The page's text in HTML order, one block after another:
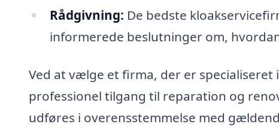
Rådgivning: De bedste
informerede beslutninger om,
Ved at vælge et firma, der er specialiseret
professionel tilgang til reparation og
udføres i overensstemmelse med